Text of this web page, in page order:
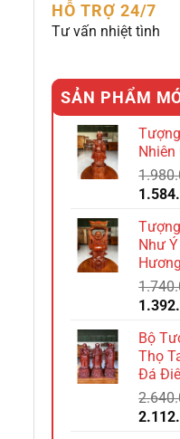
HỖ TRỢ 24/7
Tư vấn nhiệt tình
SẢN PHẨM
Giá
là:
Như
Giá
là:
Bộ
Thọ
Đá
Giá